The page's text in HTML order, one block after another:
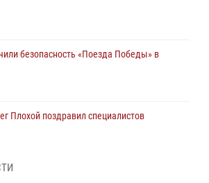
безопасность «Поезда Победы» в
Плохой поздравил специалистов